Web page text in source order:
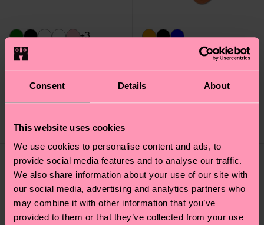
Consent Details About
This website uses cookies
We use cookies to personalise content and ads, to
provide social media features and to analyse our traffic.
We also share information about your use of our site with
our social media, advertising and analytics partners who
may combine it with other information that you’ve
provided to them or that they’ve collected from your use
+3
Structure Slinky Mini
Crew Sock
10 €
DISPONIBILE
Acid Wash Sneaker
Sock
16 €